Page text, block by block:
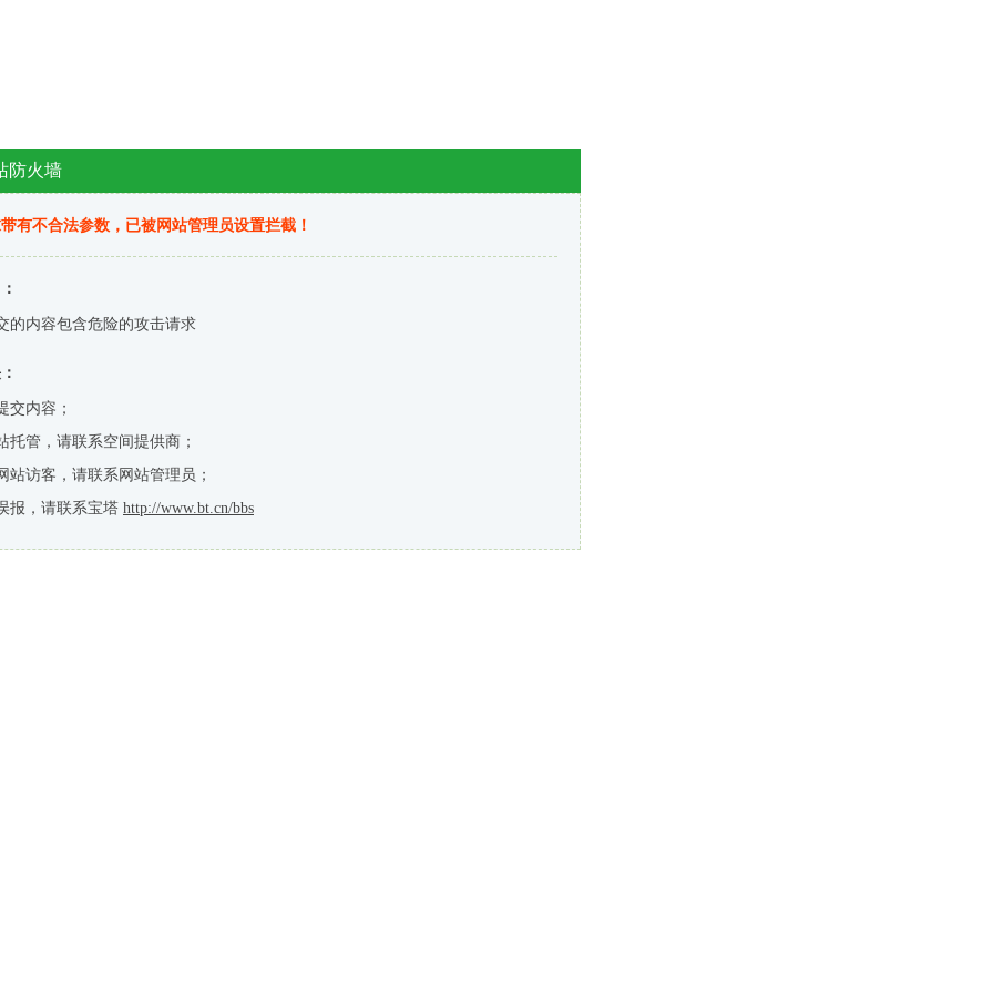
防火墙
有不合法参数，已被网站管理员设置拦截！
的内容包含危险的攻击请求
交内容；
托管，请联系空间提供商；
站访客，请联系网站管理员；
报，请联系宝塔 http://www.bt.cn/bbs